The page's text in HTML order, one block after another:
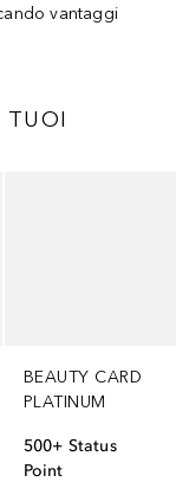
vantaggi
TUOI
BEAUTY CARD
PLATINUM
500+ Status
Point